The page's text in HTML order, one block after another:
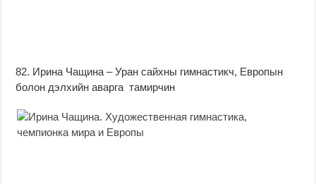
82. Ирина Чащина – Уран сайхны гимнастикч, Европын
болон дэлхийн аварга тамирчин